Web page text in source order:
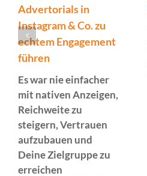
Advertorials in
Instagram & Co. zu
echtem Engagement
führen
Es war nie einfacher
mit nativen Anzeigen,
Reichweite zu
steigern, Vertrauen
aufzubauen und
Deine Zielgruppe zu
erreichen